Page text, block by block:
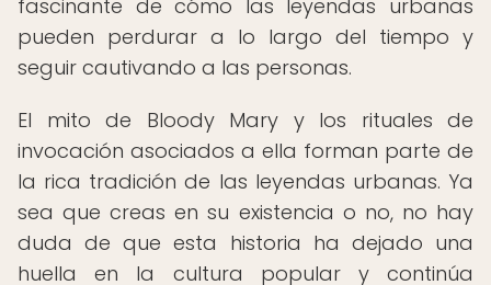
fascinante de cómo las leyendas urbanas
pueden perdurar a lo largo del tiempo y
seguir cautivando a las personas.
El mito de Bloody Mary y los rituales de
invocación asociados a ella forman parte de
la rica tradición de las leyendas urbanas. Ya
sea que creas en su existencia o no, no hay
duda de que esta historia ha dejado una
huella en la cultura popular y continúa